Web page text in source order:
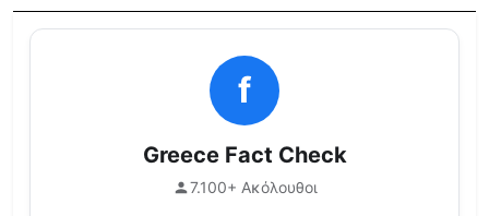
f
Greece Fact Check
7.100+ Ακόλουθοι